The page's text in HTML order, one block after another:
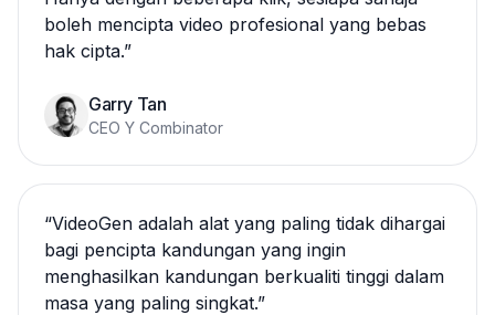
boleh mencipta video profesional yang bebas
hak cipta.”
Garry Tan
CEO Y Combinator
“VideoGen adalah alat yang paling tidak dihargai
bagi pencipta kandungan yang ingin
menghasilkan kandungan berkualiti tinggi dalam
masa yang paling singkat.”